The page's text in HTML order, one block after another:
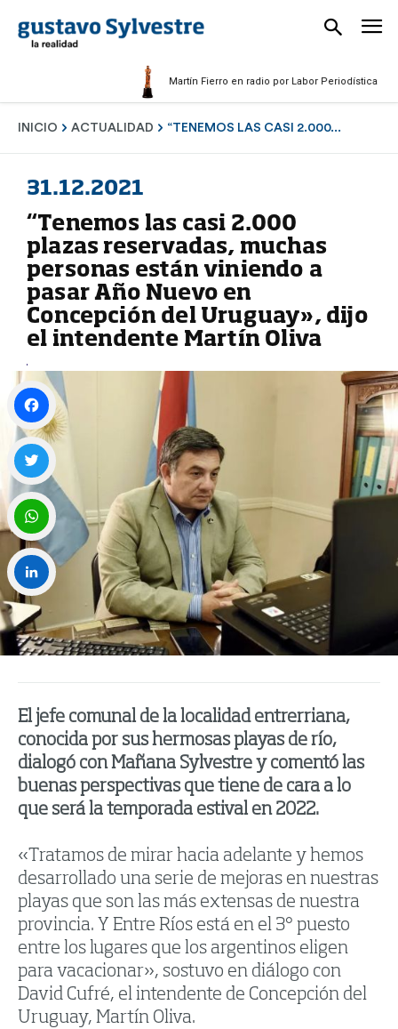
Martín Fierro en radio por Labor Periodística
INICIO ACTUALIDAD “TENEMOS LAS CASI 2.000...
31.12.2021
“Tenemos las casi 2.000
plazas reservadas, muchas
personas están viniendo a
pasar Año Nuevo en
Concepción del Uruguay», dijo
el intendente Martín Oliva
El jefe comunal de la localidad entrerriana,
conocida por sus hermosas playas de río,
dialogó con Mañana Sylvestre y comentó las
buenas perspectivas que tiene de cara a lo
que será la temporada estival en 2022.
«Tratamos de mirar hacia adelante y hemos
desarrollado una serie de mejoras en nuestras
playas que son las más extensas de nuestra
provincia. Y Entre Ríos está en el 3° puesto
entre los lugares que los argentinos eligen
para vacacionar», sostuvo en diálogo con
David Cufré, el intendente de Concepción del
Uruguay, Martín Oliva.
Facebook
Twitter
WhatsApp
LinkedIn